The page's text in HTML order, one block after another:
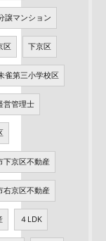
譲マンション
区 下京区
雀第三小学校区
営管理士
下京区不動産
右京区不動産
４LDK